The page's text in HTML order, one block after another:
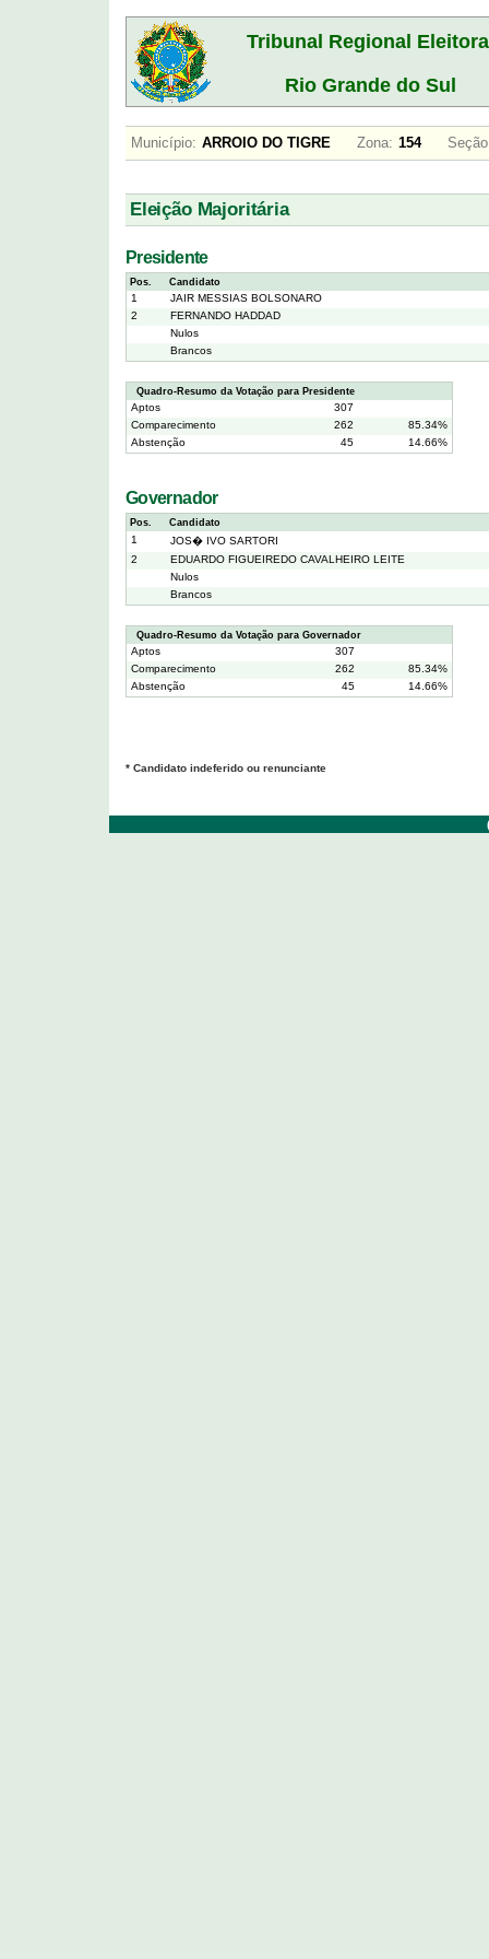
Tribunal Regional
Rio Grande do Sul
Município: ARROIO DO TIGRE Zona: 154
Eleição Majoritária
Presidente
Pos. Candidato
1
JAIR MESSIAS BOLSONARO
2
FERNANDO HADDAD
Nulos
Brancos
Quadro-Resumo da Votação para Presidente
Aptos
307
Comparecimento
262
85.34%
Abstenção
45 14.66%
Governador
Pos. Candidato
1
JOS� IVO SARTORI
2
EDUARDO FIGUEIREDO CAVALHEIRO LEITE
Nulos
Brancos
Quadro-Resumo da Votação para Governador
Aptos
307
Comparecimento
262
85.34%
Abstenção
45 14.66%
* Candidato indeferido ou renunciante